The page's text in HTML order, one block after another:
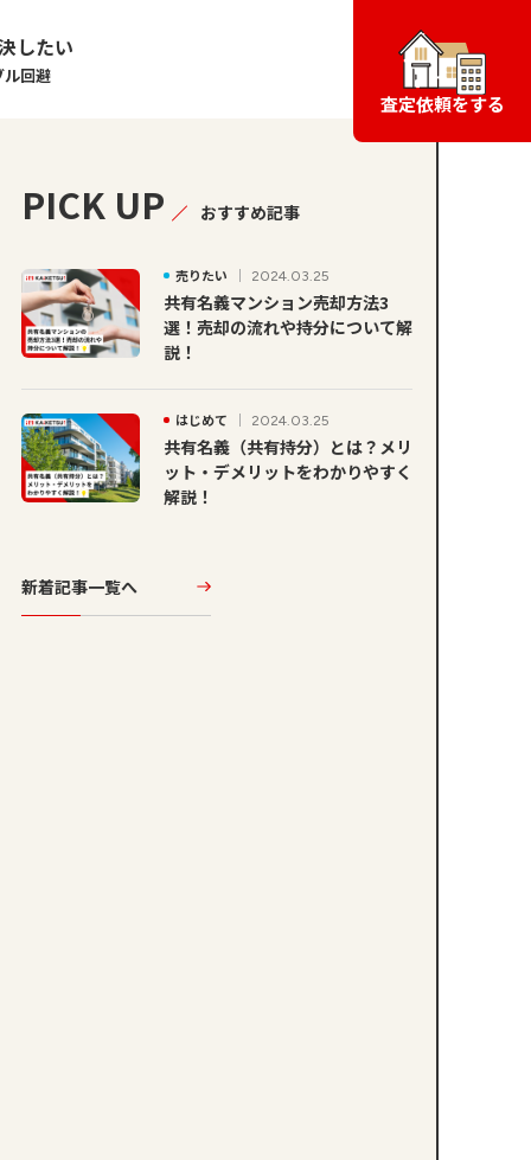
したい
回避
査定依頼をする
PICK UP おすすめ記事
売りたい 2024.03.25
共有名義マンション売却方法3
選！売却の流れや持分について解
説！
はじめて 2024.03.25
共有名義（共有持分）とは？メリ
ット・デメリットをわかりやすく
解説！
新着記事一覧へ